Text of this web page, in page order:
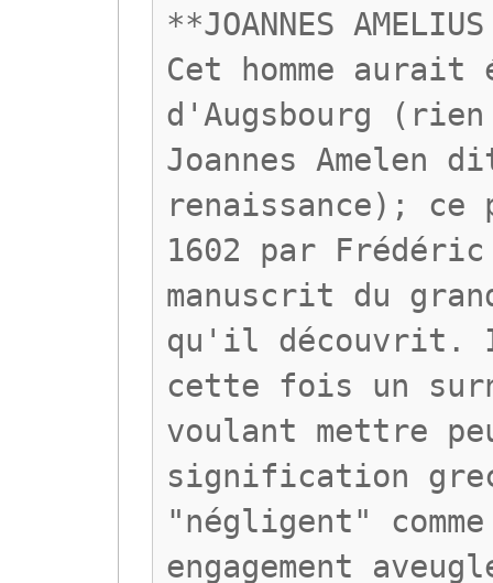
**JOANNES
Cet homme
d'Augsbourg (rien
Joannes Amelen
renaissance); ce
1602 par
manuscrit du
qu'il découvrit.
cette fois un
voulant mettre
signification
"négligent"
engagement